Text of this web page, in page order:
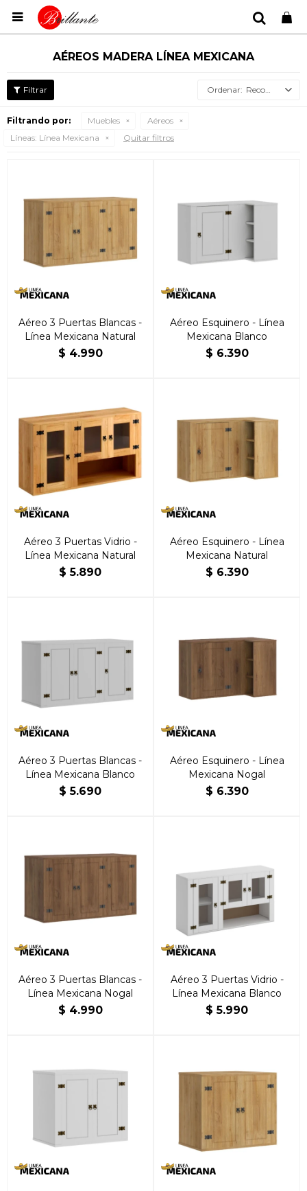

AÉREOS MADERA LÍNEA MEXICANA
Recomendados
Filtrando por: Muebles
Aéreos
Líneas: Línea Mexicana Quitar filtros
Aéreo 3 Puertas Blancas -
Línea Mexicana Natural
$ 4.990
Aéreo Esquinero - Línea
Mexicana Blanco
$ 6.390
Aéreo 3 Puertas Vidrio -
Línea Mexicana Natural
$ 5.890
Aéreo Esquinero - Línea
Mexicana Natural
$ 6.390
Aéreo 3 Puertas Blancas -
Línea Mexicana Blanco
$ 5.690
Aéreo Esquinero - Línea
Mexicana Nogal
$ 6.390
Aéreo 3 Puertas Blancas -
Línea Mexicana Nogal
$ 4.990
Aéreo 3 Puertas Vidrio -
Línea Mexicana Blanco
$ 5.990